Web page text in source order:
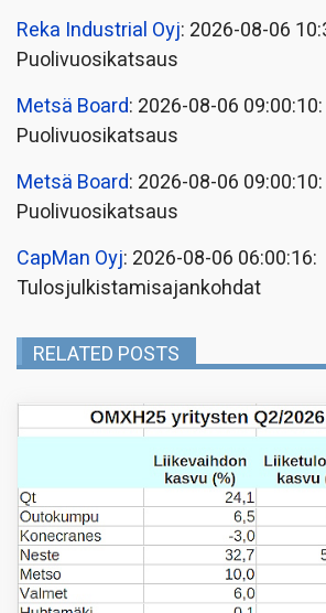
Reka Industrial Oyj: 2026-08-06
Puolivuosikatsaus
Metsä Board: 2026-08-06 09:00:10:
Puolivuosikatsaus
Metsä Board: 2026-08-06 09:00:10:
Puolivuosikatsaus
CapMan Oyj: 2026-08-06 06:00:16:
Tulosjulkistamisajankohdat
RELATED POSTS